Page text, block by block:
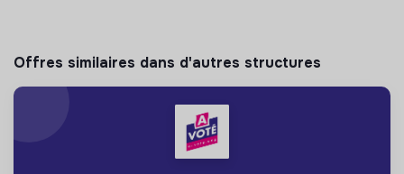
Offres similaires dans d'autres structures